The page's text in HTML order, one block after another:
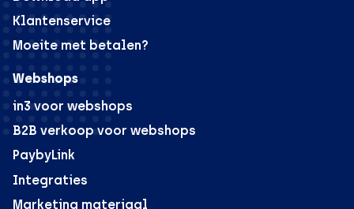
Klantenservice
Moeite met betalen?
Webshops
in3 voor webshops
B2B verkoop voor webshops
PaybyLink
Integraties
Marketing materiaal